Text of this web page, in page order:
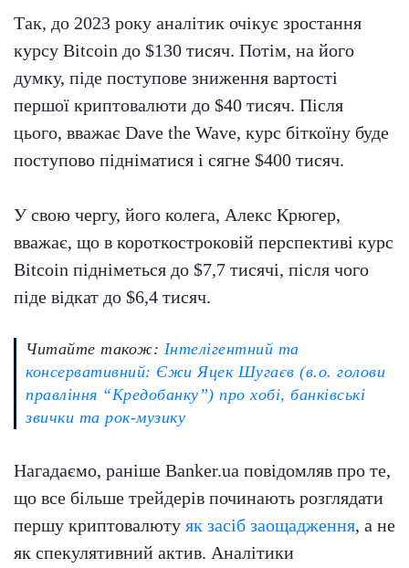
Так, до 2023 року аналітик очікує зростання
курсу Bitcoin до $130 тисяч. Потім, на його
думку, піде поступове зниження вартості
першої криптовалюти до $40 тисяч. Після
цього, вважає Dave the Wave, курс біткоїну буде
поступово підніматися і сягне $400 тисяч.
У свою чергу, його колега, Алекс Крюгер,
вважає, що в короткостроковій перспективі курс
Bitcoin підніметься до $7,7 тисячі, після чого
піде відкат до $6,4 тисяч.
Читайте також: Інтелігентний та
консервативний: Єжи Яцек Шугаєв (в.о. голови
правління “Кредобанку”) про хобі, банківські
звички та рок-музику
Нагадаємо, раніше Banker.ua повідомляв про те,
що все більше трейдерів починають розглядати
першу криптовалюту як засіб заощадження, а не
як спекулятивний актив. Аналітики